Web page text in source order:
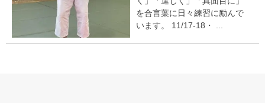
を合言葉に日々練習に励んで
います。 11/17-18・ ...